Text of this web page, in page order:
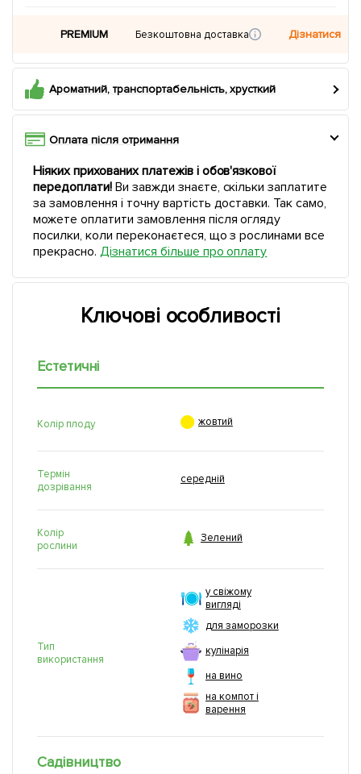
PREMIUM Безкоштовна доставка Дізнатися
Ароматний, транспортабельність, хрусткий
Оплата після отримання
Ніяких прихованих платежів і обов'язкової
передоплати!Ви завжди знаєте, скільки заплатите
за замовлення і точну вартість доставки. Так само,
можете оплатити замовлення після огляду
посилки, коли переконаєтеся, що з рослинами все
прекрасно. Дізнатися більше про оплату
Ключові особливості
Естетичні
Колір плоду  жовтий
Термін
дозрівання
середній
Колір
рослини
 Зелений
Тип
використання
у свіжому
вигляді
для заморозки
кулінарія
на вино
на компот і
варення
Садівництво